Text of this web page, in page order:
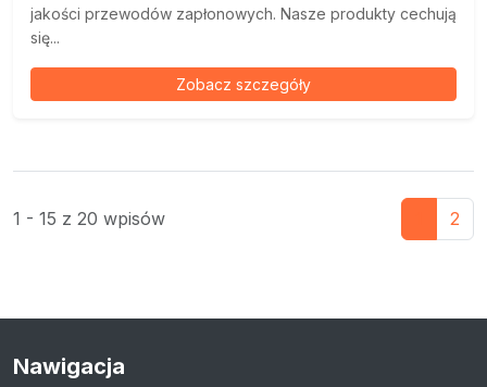
jakości przewodów zapłonowych. Nasze produkty cechują
się...
Zobacz szczegóły
1 - 15 z 20 wpisów 2
Nawigacja